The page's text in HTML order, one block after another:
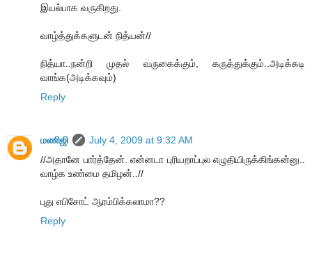
இயல்பாக வருகிறது.
வாழ்த்துக்களுடன் நித்யன்//
நித்யா..நன்றி முதல் வருகைக்கும், கருத்துக்கும்..அடிக்கடி
வாங்க(அடிக்கவும்)
Reply
மணிஜி
July 4, 2009 at 9:32 AM
//அதானே பார்த்தேன். என்னடா புரியறாப்புல எழுதியிருக்கிங்கன்னு..
வாழ்க உண்மை தமிழன்..//
புது எபிசோட் ஆரம்பிக்கலாமா??
Reply